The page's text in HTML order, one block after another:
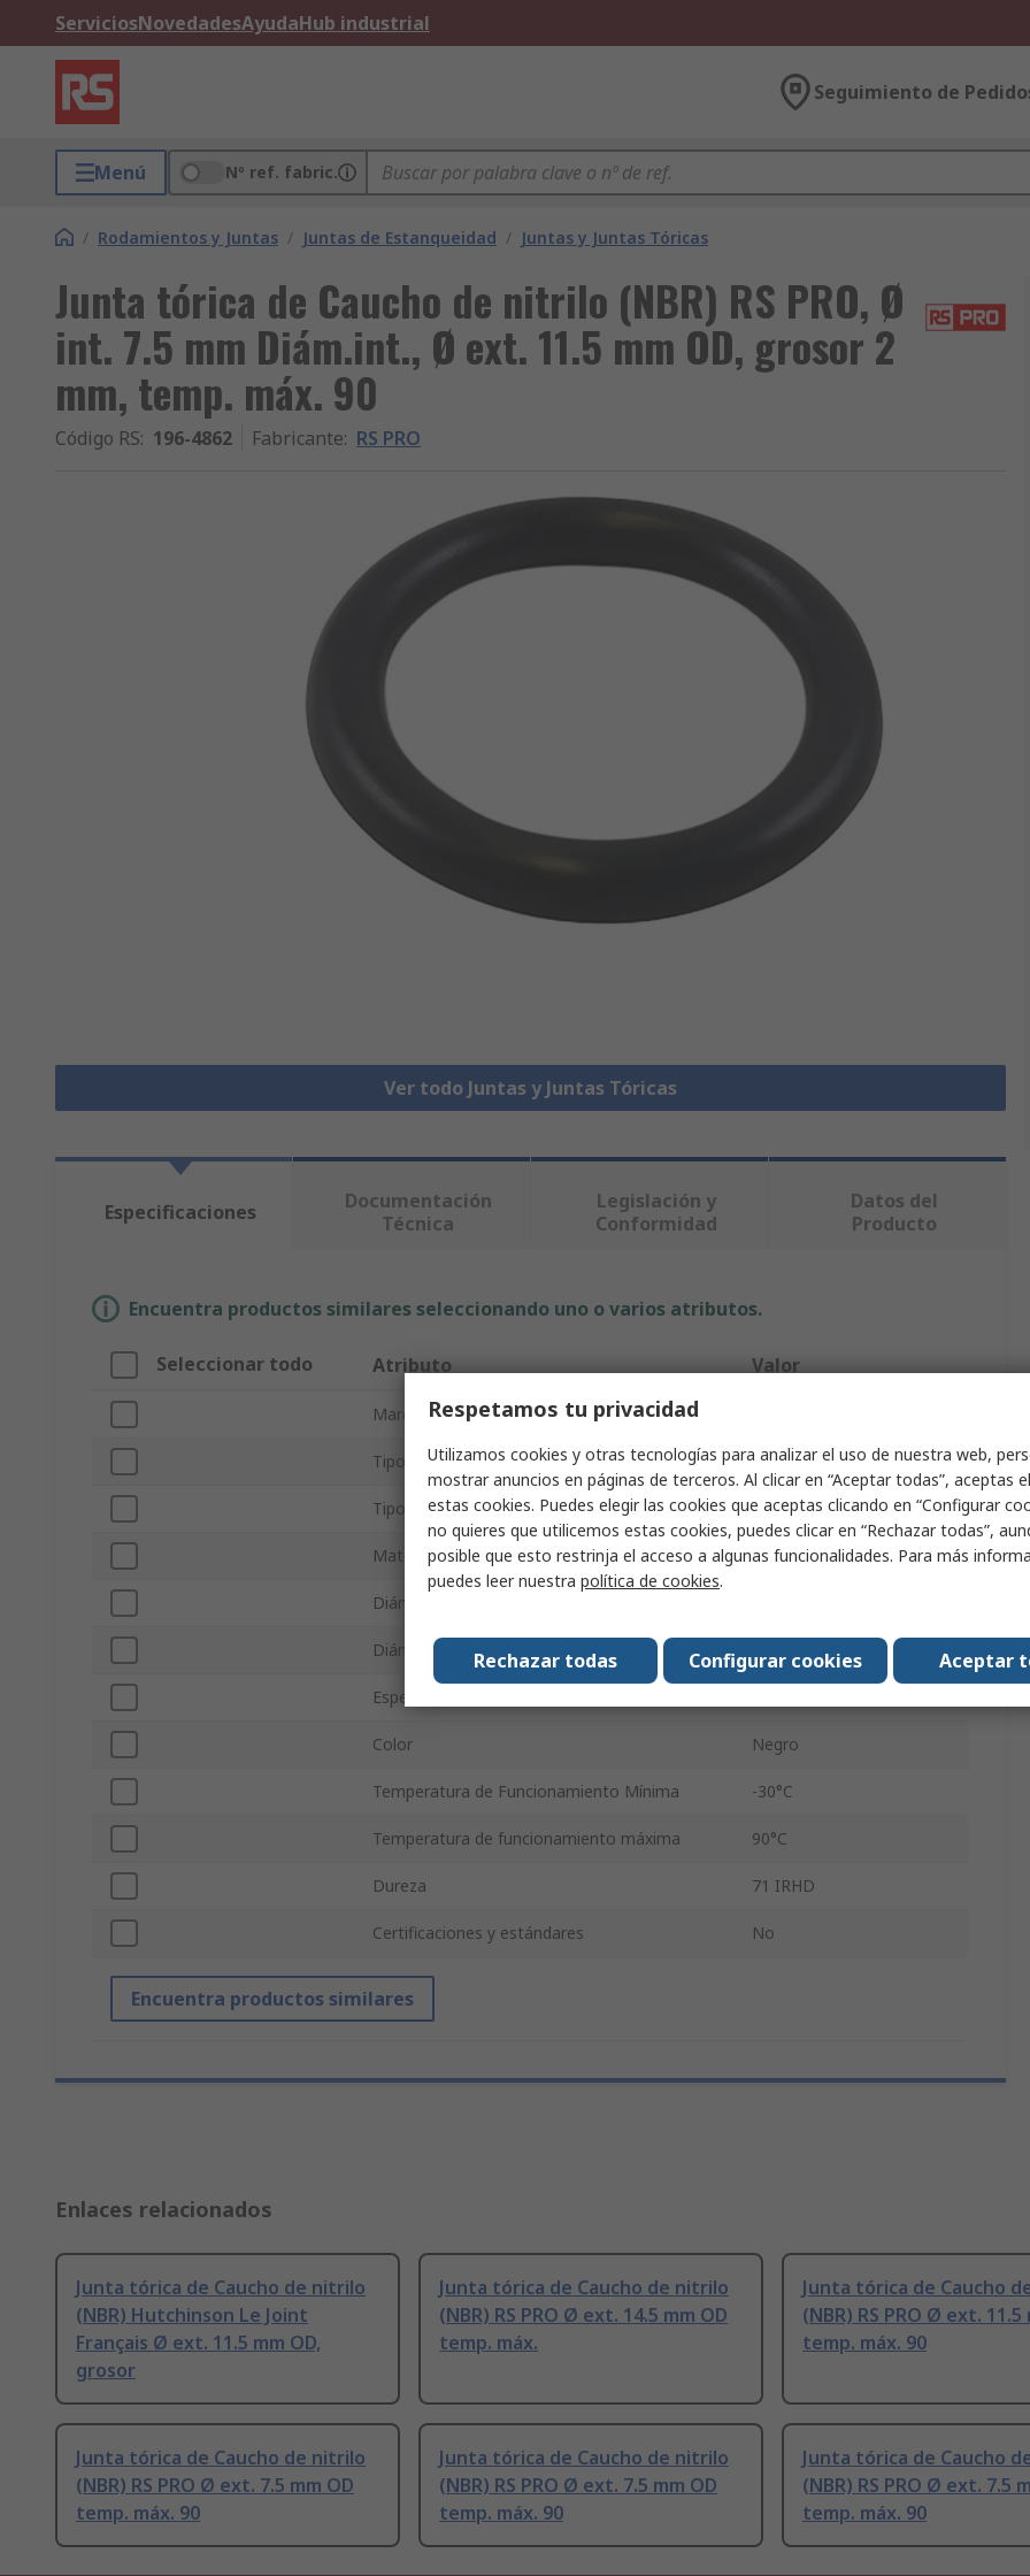
ServiciosNovedadesAyudaHub industrial
Seguimiento de
Menú Nº ref. fabric.
/ Rodamientos y Juntas / Juntas de Estanqueidad / Juntas y Juntas Tóricas
Junta tórica de Caucho de nitrilo (NBR) RS PRO, Ø
int. 7.5 mm Diám.int., Ø ext. 11.5 mm OD, grosor 2
mm, temp. máx. 90
Código RS: 196-4862 Fabricante: RS PRO
Ver todo Juntas y Juntas Tóricas
Especificaciones
Documentación
Técnica
Legislación y
Conformidad
Datos del
Producto
Encuentra productos similares seleccionando uno o varios atributos.
Seleccionar todo Atributo Valor
Marca
Tipo de producto Junta tórica
Tipo Sub Junta tórica
Material Caucho de nitrilo (NBR)
Diámetro interior
Diámetro exterior
Espesor
Color Negro
Temperatura de Funcionamiento Mínima -30°C
Temperatura de funcionamiento máxima 90°C
Dureza 71 IRHD
Certificaciones y estándares No
Encuentra productos similares
Enlaces relacionados
Junta tórica de Caucho de nitrilo
(NBR) Hutchinson Le Joint
Français Ø ext. 11.5 mm OD,
grosor
Junta tórica de Caucho de nitrilo
(NBR) RS PRO Ø ext. 14.5 mm OD
temp. máx.
Junta tórica de Caucho
(NBR) RS PRO Ø ext. 11.5
temp. máx. 90
Junta tórica de Caucho de nitrilo
(NBR) RS PRO Ø ext. 7.5 mm OD
temp. máx. 90
Junta tórica de Caucho de nitrilo
(NBR) RS PRO Ø ext. 7.5 mm OD
temp. máx. 90
Junta tórica de Caucho
(NBR) RS PRO Ø ext. 7.5
temp. máx. 90
Respetamos tu privacidad
Utilizamos cookies y otras tecnologías para analizar el uso de nuestra web,
mostrar anuncios en páginas de terceros. Al clicar en “Aceptar todas”, aceptas
estas cookies. Puedes elegir las cookies que aceptas clicando en “Configurar
no quieres que utilicemos estas cookies, puedes clicar en “Rechazar todas”,
posible que esto restrinja el acceso a algunas funcionalidades. Para más
puedes leer nuestra política de cookies.
Aceptar
Configurar cookies
Rechazar todas